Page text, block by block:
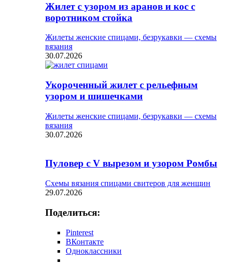
Жилет с узором из аранов и кос с
воротником стойка
Жилеты женские спицами, безрукавки — схемы
вязания
30.07.2026
Укороченный жилет с рельефным
узором и шишечками
Жилеты женские спицами, безрукавки — схемы
вязания
30.07.2026
Пуловер с V вырезом и узором Ромбы
Схемы вязания спицами свитеров для женщин
29.07.2026
Поделиться:
Pinterest
ВКонтакте
Одноклассники